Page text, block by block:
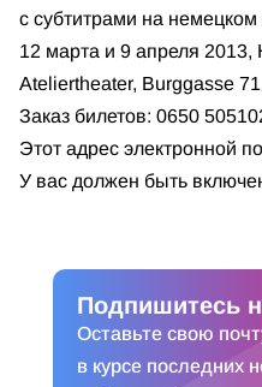
с субтитрами на немецком
12 марта и 9 апреля 2013,
Ateliertheater, Burggasse
Заказ билетов: 0650
Этот адрес электронной
У вас должен быть
Подпишитесь
Оставьте свою
в курсе последних